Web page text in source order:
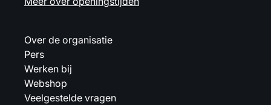
Over de organisatie
Pers
Werken bij
Webshop
Veelgestelde vragen